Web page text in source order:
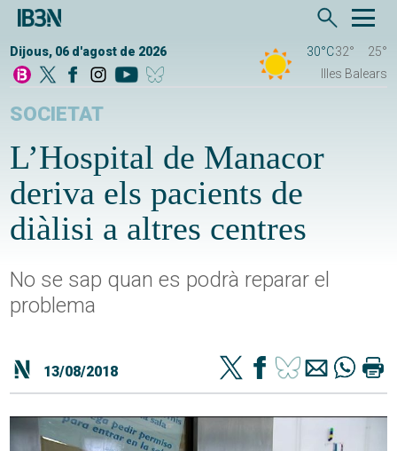
Dijous, 06 d'agost de 2026 30°C32°
25°
Illes Balears
SOCIETAT
L’Hospital de Manacor
deriva els pacients de
diàlisi a altres centres
No se sap quan es podrà reparar el
problema
13/08/2018